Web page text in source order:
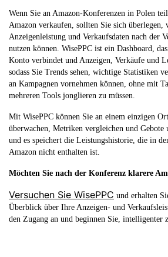
Wenn Sie an Amazon-Konferenzen in Polen
Amazon verkaufen, sollten Sie sich überlegen,
Anzeigenleistung und Verkaufsdaten nach der
nutzen können. WisePPC ist ein Dashboard,
Konto verbindet und Anzeigen, Verkäufe und
sodass Sie Trends sehen, wichtige Statistiken
an Kampagnen vornehmen können, ohne mit
mehreren Tools jonglieren zu müssen.
Mit WisePPC können Sie an einem einzigen
überwachen, Metriken vergleichen und Gebote
und es speichert die Leistungshistorie, die in
Amazon nicht enthalten ist.
Möchten Sie nach der Konferenz klarere
Versuchen Sie WisePPC und erhalten
Überblick über Ihre Anzeigen- und
den Zugang an und beginnen Sie, intelligenter